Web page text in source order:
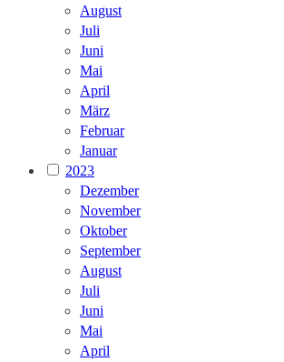
August
Juli
Juni
Mai
April
März
Februar
Januar
2023
Dezember
November
Oktober
September
August
Juli
Juni
Mai
April